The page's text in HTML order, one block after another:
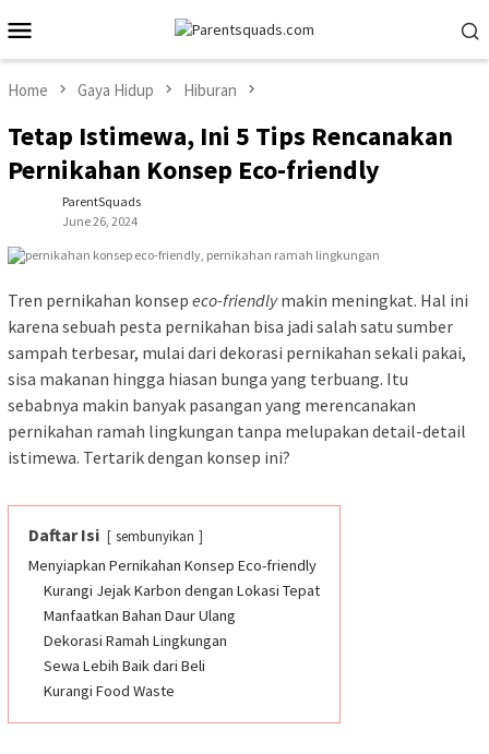
to
contentMenu
Home Gaya Hidup Hiburan
Tetap Istimewa, Ini 5 Tips Rencanakan
Pernikahan Konsep Eco-friendly
ParentSquads
June 26, 2024
Tren pernikahan konsep eco-friendlymakin meningkat. Hal ini
karena sebuah pesta pernikahan bisa jadi salah satu sumber
sampah terbesar, mulai dari dekorasi pernikahan sekali pakai,
sisa makanan hingga hiasan bunga yang terbuang. Itu
sebabnya makin banyak pasangan yang merencanakan
pernikahan ramah lingkungan tanpa melupakan detail-detail
istimewa. Tertarik dengan konsep ini?
Daftar Isi sembunyikan
Menyiapkan Pernikahan Konsep Eco-friendly
Kurangi Jejak Karbon dengan Lokasi Tepat
Manfaatkan Bahan Daur Ulang
Dekorasi Ramah Lingkungan
Sewa Lebih Baik dari Beli
Kurangi Food Waste